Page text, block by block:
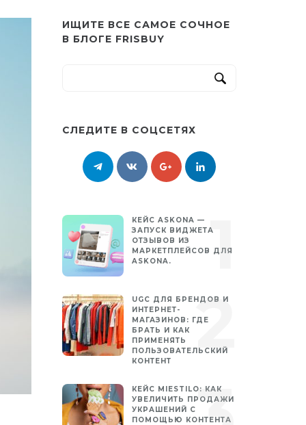
ИЩИТЕ ВСЕ САМОЕ СОЧНОЕ
В БЛОГЕ FRISBUY
СЛЕДИТЕ В СОЦСЕТЯХ
КЕЙС ASKONA —
ЗАПУСК ВИДЖЕТА
ОТЗЫВОВ ИЗ
МАРКЕТПЛЕЙСОВ ДЛЯ
ASKONA.
UGC ДЛЯ БРЕНДОВ И
ИНТЕРНЕТ-
МАГАЗИНОВ: ГДЕ
БРАТЬ И КАК
ПРИМЕНЯТЬ
ПОЛЬЗОВАТЕЛЬСКИЙ
КОНТЕНТ
КЕЙС MIESTILO: КАК
УВЕЛИЧИТЬ ПРОДАЖИ
УКРАШЕНИЙ С
ПОМОЩЬЮ КОНТЕНТА